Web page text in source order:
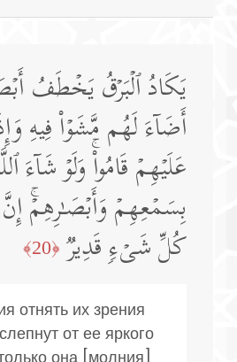
یَكَادُ ٱلۡبَرۡقُ یَخۡطَفُ
أَضَاۤءَ لَهُم مَّشَوۡا۟ فِیهِ
عَلَیۡهِمۡ قَامُوا۟ۚ وَلَوۡ شَاۤءَ
بِسَمۡعِهِمۡ وَأَبۡصَـٰرِهِمۡۚ
كُلِّ شَیۡءࣲ قَدِیرࣱ ﴿20﴾
отнять их зрения
от ее яркого
она [молния]